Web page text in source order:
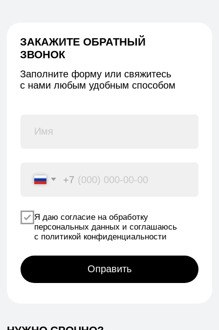
ПО БУДНЯМ С 09:00 ДО 18:00
НИЖНИЙ НОВГОРОД, ПЕР. НАРТОВА, 2Б